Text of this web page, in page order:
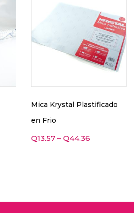
Mica Krystal Plastificado
en Frio
Q13.57 – Q44.36